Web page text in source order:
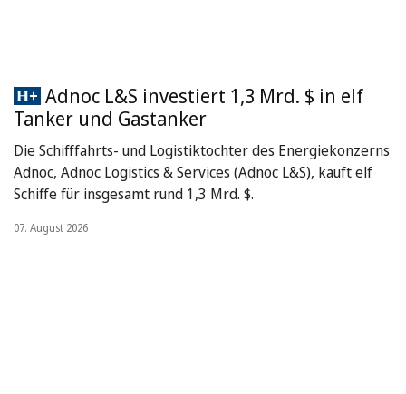
Adnoc L&S investiert 1,3 Mrd. $ in elf
Tanker und Gastanker
Die Schifffahrts- und Logistiktochter des Energiekonzerns
Adnoc, Adnoc Logistics & Services (Adnoc L&S), kauft elf
Schiffe für insgesamt rund 1,3 Mrd. $.
07. August 2026